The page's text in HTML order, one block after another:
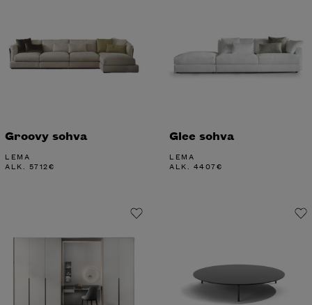
Groovy sohva
LEMA
ALK. 5712€
Glee sohva
LEMA
ALK. 4407€